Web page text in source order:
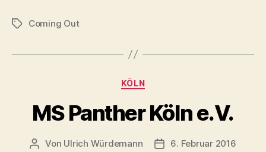
Schlagwörter
Coming Out
Kategorien
KÖLN
MS Panther Köln e.V.
Beitragsautor
Von Ulrich Würdemann Beitragsdatum
6. Februar 2016